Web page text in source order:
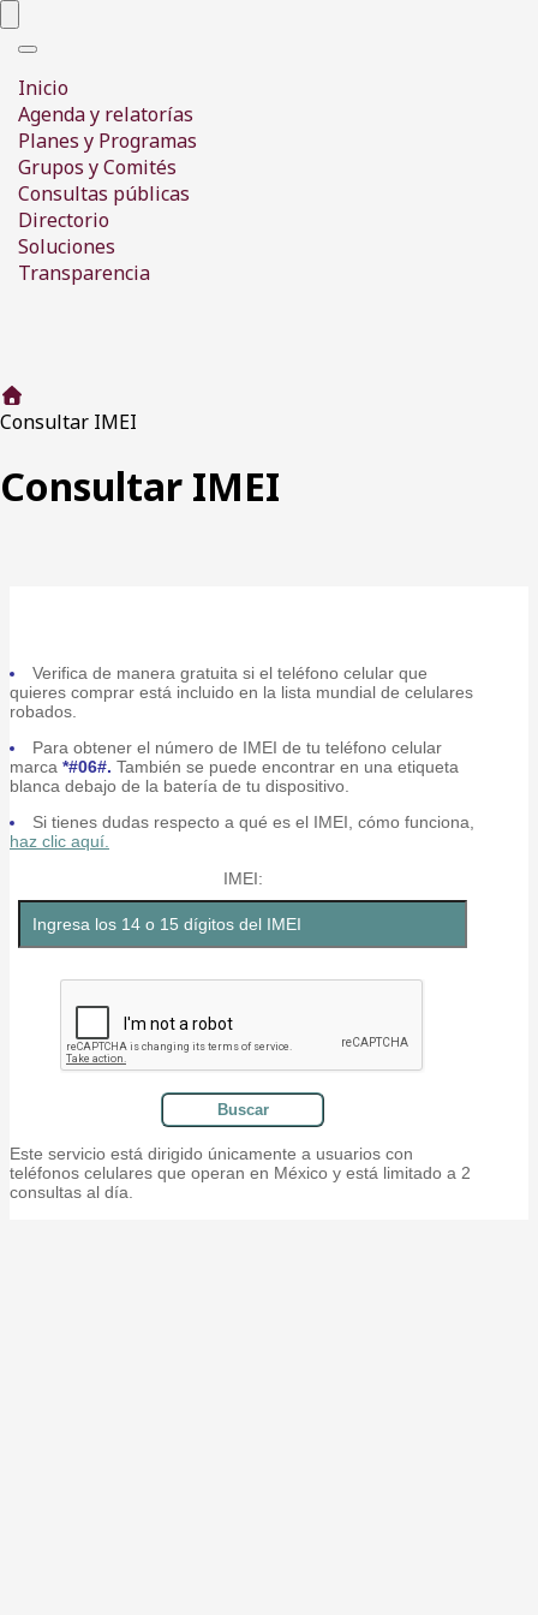
Interruptor de Navegación
Inicio
Agenda y relatorías
Planes y Programas
Grupos y Comités
Consultas públicas
Directorio
Soluciones
Transparencia
Consultar IMEI
Consultar IMEI